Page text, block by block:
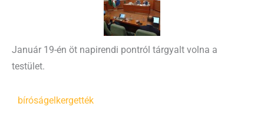
Január 19-én öt napirendi pontról tárgyalt volna a
testület.
bíróságelkergették